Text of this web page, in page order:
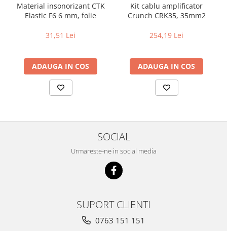
Material insonorizant CTK
Elastic F6 6 mm, folie
31,51 Lei
ADAUGA IN COS
Kit cablu amplificator
Crunch CRK35, 35mm2
254,19 Lei
ADAUGA IN COS
SOCIAL
Urmareste-ne in social media
SUPORT CLIENTI
0763 151 151